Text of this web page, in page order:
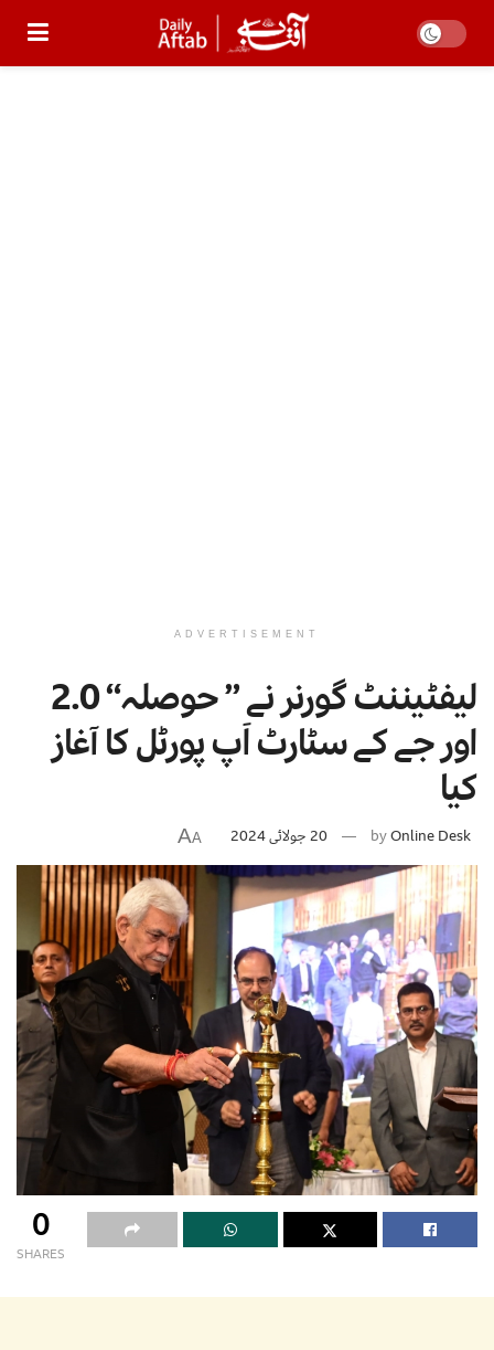
ADVERTISEMENT
لیفٹیننٹ گورنر نے ” حوصلہ“ 2.0
اور جے کے سٹارٹ اَپ پورٹل کا آغاز
کیا
byOnline Desk 20 جولائی 2024 A
A
0
SHARES